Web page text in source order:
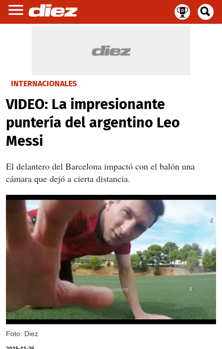
INTERNACIONALES
VIDEO: La impresionante
puntería del argentino Leo
Messi
El delantero del Barcelona impactó con el balón una
cámara que dejó a cierta distancia.
Foto: Diez
X